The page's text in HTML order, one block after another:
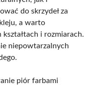
do skrzydeł za
a warto
i rozmiarach.
niepowtarzalnych
piór farbami